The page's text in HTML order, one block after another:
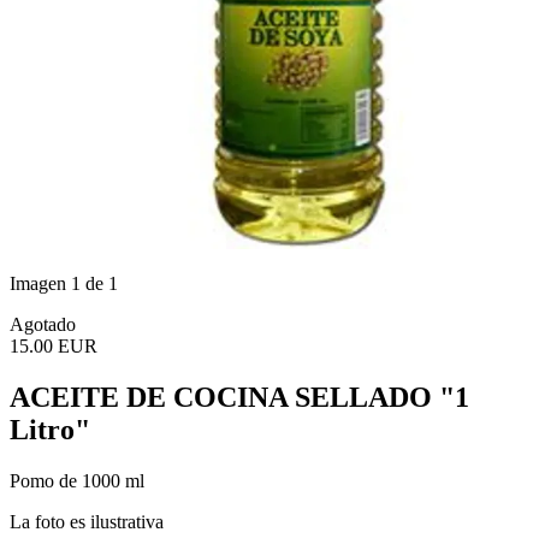
Imagen 1 de 1
Agotado
15.00 EUR
ACEITE DE COCINA SELLADO "1
Litro"
Pomo de 1000 ml
La foto es ilustrativa